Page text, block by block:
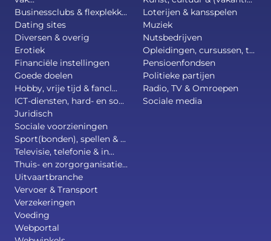
Businessclubs & flexplekk...
Dating sites
Diversen & overig
Erotiek
Financiële instellingen
Goede doelen
Hobby, vrije tijd & fancl...
ICT-diensten, hard- en so...
Juridisch
Loterijen & kansspelen
Muziek
Nutsbedrijven
Opleidingen, cursussen, t...
Pensioenfondsen
Politieke partijen
Radio, TV & Omroepen
Sociale media
Sociale voorzieningen
Sport(bonden), spellen & ...
Televisie, telefonie & in...
Thuis- en zorgorganisatie...
Uitvaartbranche
Vervoer & Transport
Verzekeringen
Voeding
Webportal